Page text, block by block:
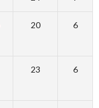
20 6
23 6